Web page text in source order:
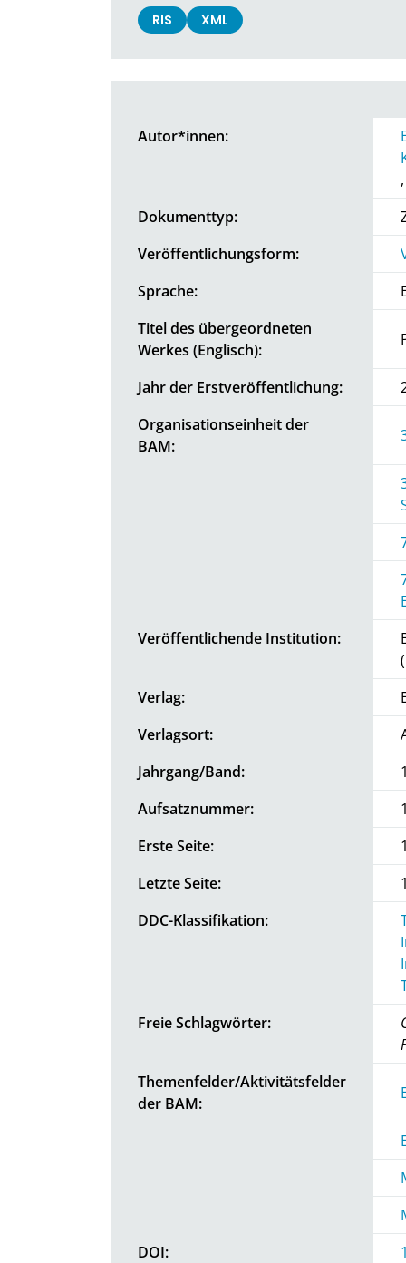
RIS XML
Autor*innen:
Dokumenttyp:
Veröffentlichungsform:
Sprache:
Titel des übergeordneten
Werkes (Englisch):
Jahr der Erstveröffentlichung:
Organisationseinheit der
BAM:
Veröffentlichende Institution:
Verlag:
Verlagsort:
Jahrgang/Band:
Aufsatznummer:
Erste Seite:
Letzte Seite:
DDC-Klassifikation:
Freie Schlagwörter:
Themenfelder/Aktivitätsfelder
der BAM:
DOI: